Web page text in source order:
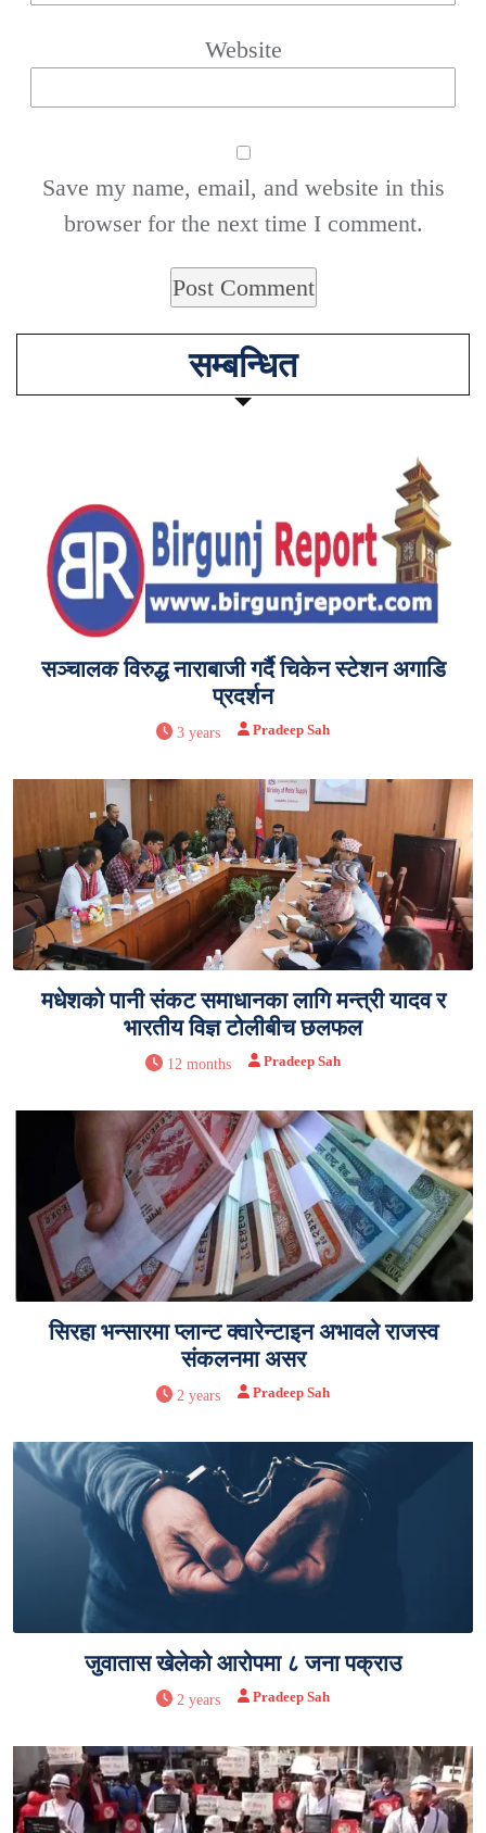
Website
Save my name, email, and website in this
browser for the next time I comment.
सम्बन्धित
सञ्चालक विरुद्ध नाराबाजी गर्दै चिकेन स्टेशन अगाडि
प्रदर्शन
3 years Pradeep Sah
मधेशको पानी संकट समाधानका लागि मन्त्री यादव र
भारतीय विज्ञ टोलीबीच छलफल
12 months Pradeep Sah
सिरहा भन्सारमा प्लान्ट क्वारेन्टाइन अभावले राजस्व
संकलनमा असर
2 years Pradeep Sah
जुवातास खेलेको आरोपमा ८ जना पक्राउ
2 years Pradeep Sah